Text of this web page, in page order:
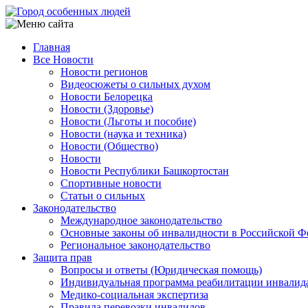
Перейти
к
содержанию
Main
navigation
Главная
Все Новости
Новости регионов
Видеосюжеты о сильных духом
Новости Белорецка
Новости (Здоровье)
Новости (Льготы и пособие)
Новости (наука и техника)
Новости (Общество)
Новости
Новости Республики Башкортостан
Спортивные новости
Статьи о сильных
Законодательство
Международное законодательство
Основные законы об инвалидности в Российской
Региональное законодательство
Защита прав
Вопросы и ответы (Юридическая помощь)
Индивидуальная программа реабилитации
Медико-социальная экспертиза